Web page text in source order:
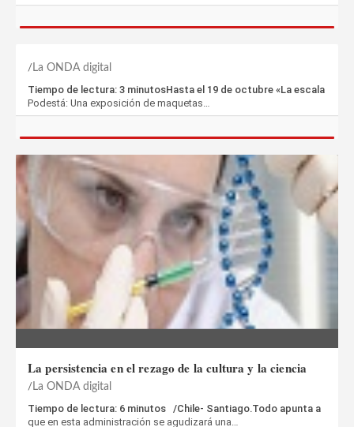
La ONDA digital
Tiempo de lectura: 3 minutosHasta el 19 de octubre «La escala
Podestá: Una exposición de maquetas…
La persistencia en el rezago de la cultura y la ciencia
La ONDA digital
Tiempo de lectura: 6 minutos /Chile- Santiago.Todo apunta a
que en esta administración se agudizará una…